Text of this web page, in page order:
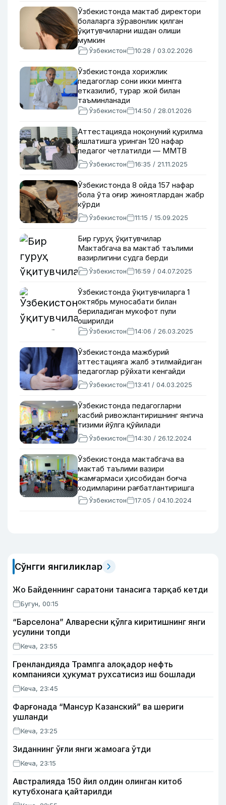
Ўзбекистонда мактаб директори
болаларга зўравонлик қилган
ўқитувчиларни ишдан олиши
мумкин
Ўзбекистон 10:28 / 03.02.2026
Ўзбекистонда хорижлик
педагоглар сони икки мингга
етказилиб, турар жой билан
таъминланади
Ўзбекистон 14:50 / 28.01.2026
Аттестацияда ноқонуний қурилма
ишлатишга уринган 120 нафар
педагог четлатилди — ММТВ
Ўзбекистон 16:35 / 21.11.2025
Ўзбекистонда 8 ойда 157 нафар
бола ўта оғир жиноятлардан жабр
кўрди
Ўзбекистон 11:15 / 15.09.2025
Бир гуруҳ ўқитувчилар
Мактабгача ва мактаб таълими
вазирлигини судга берди
Ўзбекистон 16:59 / 04.07.2025
Ўзбекистонда ўқитувчиларга 1
октябрь муносабати билан
бериладиган мукофот пули
оширилди
Ўзбекистон 14:06 / 26.03.2025
Ўзбекистонда мажбурий
аттестацияга жалб этилмайдиган
педагоглар рўйхати кенгайди
Ўзбекистон 13:41 / 04.03.2025
Ўзбекистонда педагогларни
касбий ривожлантиришнинг янгича
тизими йўлга қўйилади
Ўзбекистон 14:30 / 26.12.2024
Ўзбекистонда мактабгача ва
мактаб таълими вазири
жамғармаси ҳисобидан боғча
ходимларини рағбатлантиришга
рухсат этилади
Ўзбекистон 17:05 / 04.10.2024
Сўнгги янгиликлар
Жо Байденнинг саратони танасига тарқаб кетди
Бугун, 00:15
“Барселона” Алваресни қўлга киритишнинг янги
усулини топди
Кеча, 23:55
Гренландияда Трампга алоқадор нефть
компанияси ҳукумат рухсатисиз иш бошлади
Кеча, 23:45
Фарғонада “Мансур Казанский” ва шериги
ушланди
Кеча, 23:25
Зиданнинг ўғли янги жамоага ўтди
Кеча, 23:15
Австралияда 150 йил олдин олинган китоб
кутубхонага қайтарилди